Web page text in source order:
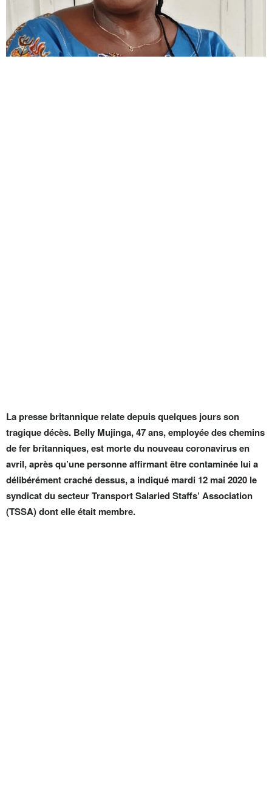
La presse britannique relate depuis quelques jours son
tragique décès. Belly Mujinga, 47 ans, employée des chemins
de fer britanniques, est morte du nouveau coronavirus en
avril, après qu’une personne affirmant être contaminée lui a
délibérément craché dessus, a indiqué mardi 12 mai 2020 le
syndicat du secteur Transport Salaried Staffs’ Association
(TSSA) dont elle était membre.